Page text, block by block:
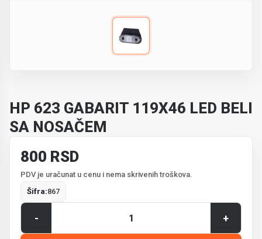
HP 623 GABARIT 119X46 LED BELI
SA NOSAČEM
800 RSD
PDV je uračunat u cenu i nema skrivenih troškova.
Šifra:867
- +